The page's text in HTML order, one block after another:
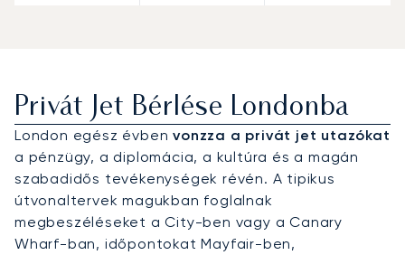
Privát Jet Bérlése Londonba
London egész évbenvonzza a privát jet utazókat
a pénzügy, a diplomácia, a kultúra és a magán
szabadidős tevékenységek révén. A tipikus
útvonaltervek magukban foglalnak
megbeszéléseket a City-ben vagy a Canary
Wharf-ban, időpontokat Mayfair-ben,